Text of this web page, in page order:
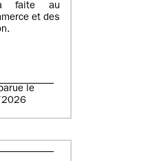
faite au
et des
le